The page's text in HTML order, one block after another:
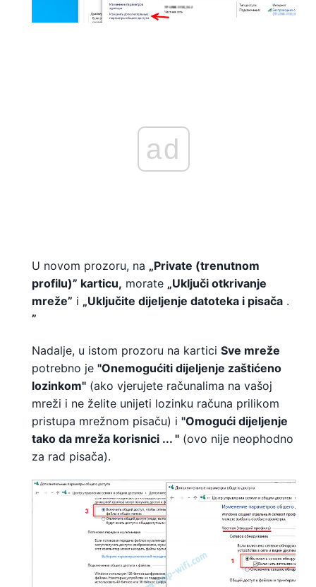
ad
U novom prozoru, na „Private (trenutnom
profilu)” karticu, morate „Uključi otkrivanje
mreže” i „Uključite dijeljenje datoteka i pisača .
”
Nadalje, u istom prozoru na kartici Sve mreže
potrebno je "Onemogućiti dijeljenje zaštićeno
lozinkom" (ako vjerujete računalima na vašoj
mreži i ne želite unijeti lozinku računa prilikom
pristupa mrežnom pisaču) i "Omogući dijeljenje
tako da mreža korisnici ... " (ovo nije neophodno
za rad pisača).